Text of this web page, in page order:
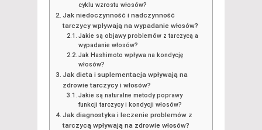
cyklu wzrostu włosów?
Jak niedoczynność i nadczynność
tarczycy wpływają na wypadanie włosów?
Jakie są objawy problemów z tarczycą a
wypadanie włosów?
Jak Hashimoto wpływa na kondycję
włosów?
Jak dieta i suplementacja wpływają na
zdrowie tarczycy i włosów?
Jakie są naturalne metody poprawy
funkcji tarczycy i kondycji włosów?
Jak diagnostyka i leczenie problemów z
tarczycą wpływają na zdrowie włosów?